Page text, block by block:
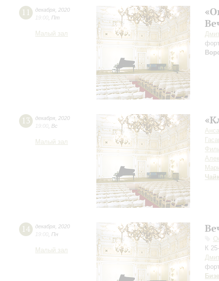
11 декабря 2020
19:00 Пт
Малый зал
13 декабря 2020
19:00 Вс
Малый зал
14 декабря 2020
19:00 Пн
Малый зал
К
Бизе